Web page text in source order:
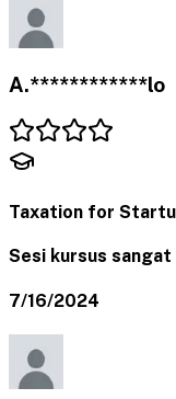
A.************lo
Taxation for
Sesi kursus sangat
7/16/2024